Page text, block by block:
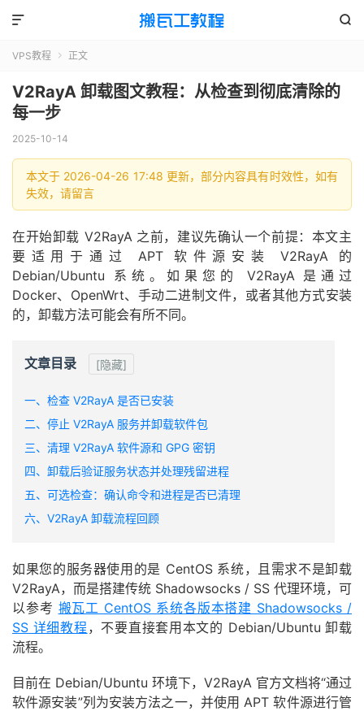


VPS教程  正文
V2RayA 卸载图文教程：从检查到彻底清除的
每一步
2025-10-14
本文于 2026-04-26 17:48 更新，部分内容具有时效性，如有
失效，请留言
在开始卸载 V2RayA 之前，建议先确认一个前提：本文主
要适用于通过 APT 软件源安装 V2RayA 的
Debian/Ubuntu 系统。如果您的 V2RayA 是通过
Docker、OpenWrt、手动二进制文件，或者其他方式安装
的，卸载方法可能会有所不同。
文章目录 [隐藏]
一、检查 V2RayA 是否已安装
二、停止 V2RayA 服务并卸载软件包
三、清理 V2RayA 软件源和 GPG 密钥
四、卸载后验证服务状态并处理残留进程
五、可选检查：确认命令和进程是否已清理
六、V2RayA 卸载流程回顾
如果您的服务器使用的是 CentOS 系统，且需求不是卸载
V2RayA，而是搭建传统 Shadowsocks / SS 代理环境，可
以参考 搬瓦工 CentOS 系统各版本搭建 Shadowsocks /
SS 详细教程 ，不要直接套用本文的 Debian/Ubuntu 卸载
流程。
目前在 Debian/Ubuntu 环境下，V2RayA 官方文档将“通过
软件源安装”列为安装方法之一，并使用 APT 软件源进行管